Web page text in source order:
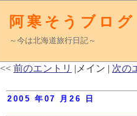
阿寒そうブログ
～今は北海道旅行日記～
<< 前のエントリ |メイン | 次の
2005 年07 月26 日